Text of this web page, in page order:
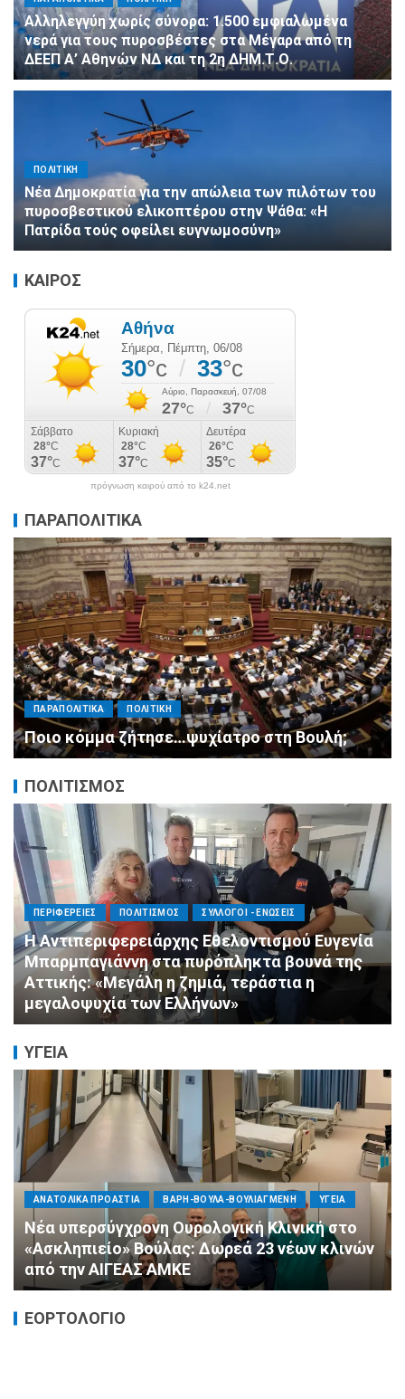
Αλληλεγγύη χωρίς σύνορα: 1.500 εμφιαλωμένα
νερά για τους πυροσβέστες στα Μέγαρα από τη
ΔΕΕΠ Α’ Αθηνών ΝΔ και τη 2η ΔΗΜ.Τ.Ο.
ΠΟΛΙΤΙΚΗ
Νέα Δημοκρατία για την απώλεια των πιλότων του
πυροσβεστικού ελικοπτέρου στην Ψάθα: «Η
Πατρίδα τούς οφείλει ευγνωμοσύνη»
ΚΑΙΡΟΣ
πρόγνωση καιρού από το k24.net
ΠΑΡΑΠΟΛΙΤΙΚΑ
ΠΑΡΑΠΟΛΙΤΙΚΑ ΠΟΛΙΤΙΚΗ
Μητσοτάκης σε υπουργούς: Ξεχάστε τον
ανασχηματισμό, πιάστε δουλειά με 4
αυστηρές εντολές
ΠΟΛΙΤΙΣΜΟΣ
ΠΟΛΙΤΙΣΜΟΣ ΣΥΛΛΟΓΟΙ - ΕΝΩΣΕΙΣ
Άμεση κινητοποίηση της Ειδικής Ομάδας
Αλληλεγγύης (Ε.Ο.Α.) για τους πυροσβέστες
στο Πόρτο Γερμενό
ΥΓΕΙΑ
ΠΟΛΙΤΙΚΗ ΤΡΟΠΟΣ ΖΩΗΣ ΥΓΕΙΑ
«Ημέρα Καρδιάς»: Μια πρωτοποριακή δράση
πρόληψης από τη ΔΗΜ.ΤΟ. Νέας
Φιλαδέλφειας – Νέας Χαλκηδόνας
ΕΟΡΤΟΛΟΓΙΟ